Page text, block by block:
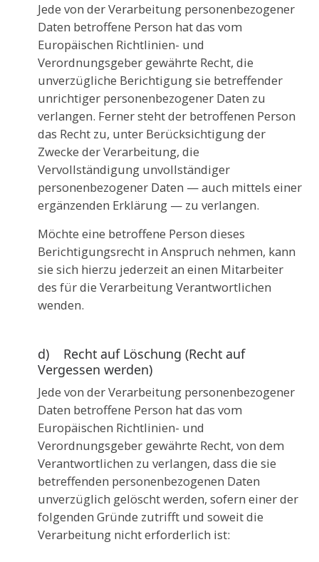
Jede von der Verarbeitung personenbezogener
Daten betroffene Person hat das vom
Europäischen Richtlinien- und
Verordnungsgeber gewährte Recht, die
unverzügliche Berichtigung sie betreffender
unrichtiger personenbezogener Daten zu
verlangen. Ferner steht der betroffenen Person
das Recht zu, unter Berücksichtigung der
Zwecke der Verarbeitung, die
Vervollständigung unvollständiger
personenbezogener Daten — auch mittels einer
ergänzenden Erklärung — zu verlangen.
Möchte eine betroffene Person dieses
Berichtigungsrecht in Anspruch nehmen, kann
sie sich hierzu jederzeit an einen Mitarbeiter
des für die Verarbeitung Verantwortlichen
wenden.
d) Recht auf Löschung (Recht auf
Vergessen werden)
Jede von der Verarbeitung personenbezogener
Daten betroffene Person hat das vom
Europäischen Richtlinien- und
Verordnungsgeber gewährte Recht, von dem
Verantwortlichen zu verlangen, dass die sie
betreffenden personenbezogenen Daten
unverzüglich gelöscht werden, sofern einer der
folgenden Gründe zutrifft und soweit die
Verarbeitung nicht erforderlich ist: